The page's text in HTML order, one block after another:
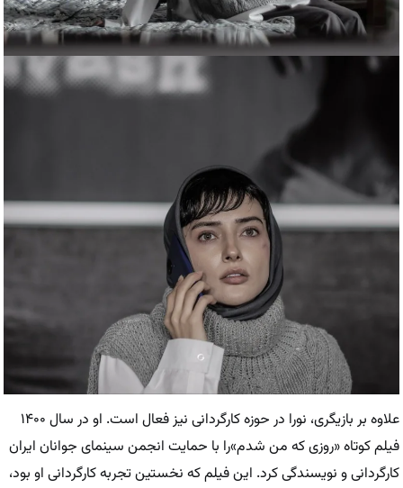
علاوه بر بازیگری، نورا در حوزه کارگردانی نیز فعال است. او در سال ۱۴۰۰
فیلم کوتاه «روزی که من شدم»را با حمایت انجمن سینمای جوانان ایران
کارگردانی و نویسندگی کرد. این فیلم که نخستین تجربه کارگردانی او بود،